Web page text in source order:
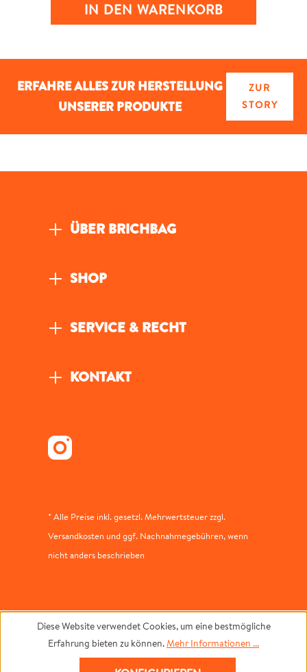
IN DEN WARENKORB
ERFAHRE ALLES ZUR HERSTELLUNG
UNSERER PRODUKTE
ZUR
STORY
ÜBER BRICHBAG
SHOP
SERVICE & RECHT
KONTAKT
* Alle Preise inkl. gesetzl. Mehrwertsteuer zzgl.
Versandkosten und ggf. Nachnahmegebühren, wenn
nicht anders beschrieben
Diese Website verwendet Cookies, um eine bestmögliche
Erfahrung bieten zu können.Mehr Informationen ...